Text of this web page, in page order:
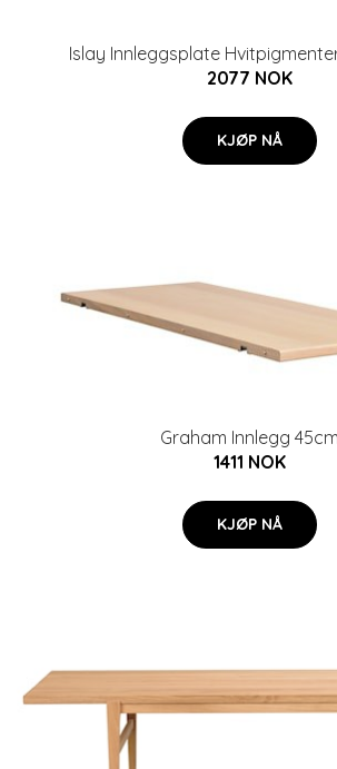
Islay Innleggsplate
2077 NOK
KJØP NÅ
Graham Innlegg 45cm
1411 NOK
KJØP NÅ